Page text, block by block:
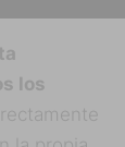
los